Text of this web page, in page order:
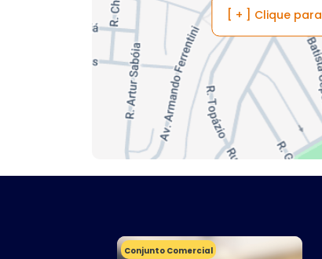
[ + ] Clique
Conjunto Comercial